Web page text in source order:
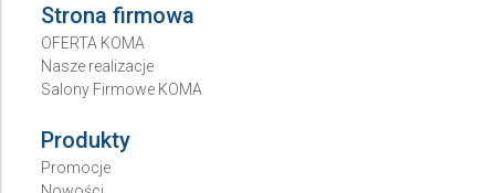
Strona firmowa
OFERTA KOMA
Nasze realizacje
Salony Firmowe KOMA
Produkty
Promocje